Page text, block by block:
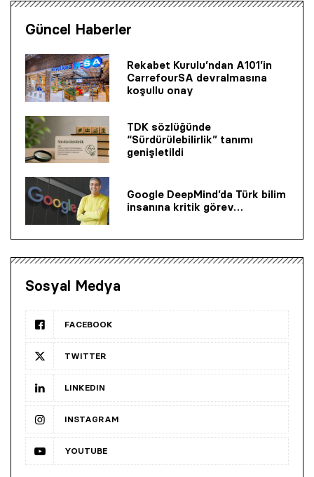
Güncel Haberler
Rekabet Kurulu’ndan A101’in
CarrefourSA devralmasına
koşullu onay
TDK sözlüğünde
“Sürdürülebilirlik” tanımı
genişletildi
Google DeepMind’da Türk bilim
insanına kritik görev…
Sosyal Medya
FACEBOOK
TWITTER
LINKEDIN
INSTAGRAM
YOUTUBE